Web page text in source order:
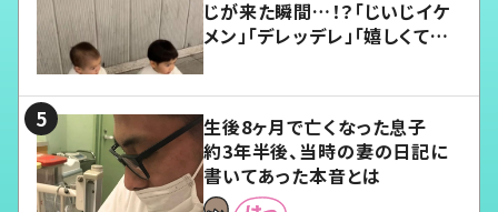
じが来た瞬間…！？「じいじイケ
メン」「デレッデレ」「嬉しくて可
生後8ヶ月で亡くなった息子
約3年半後、当時の妻の日記に
書いてあった本音とは